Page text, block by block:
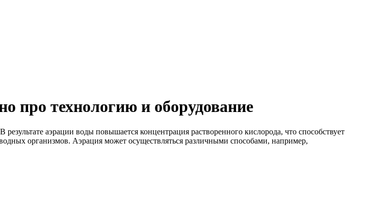
про технологию и оборудование
аэрации воды повышается концентрация растворенного кислорода, что способствует
организмов. Аэрация может осуществляться различными способами, например,